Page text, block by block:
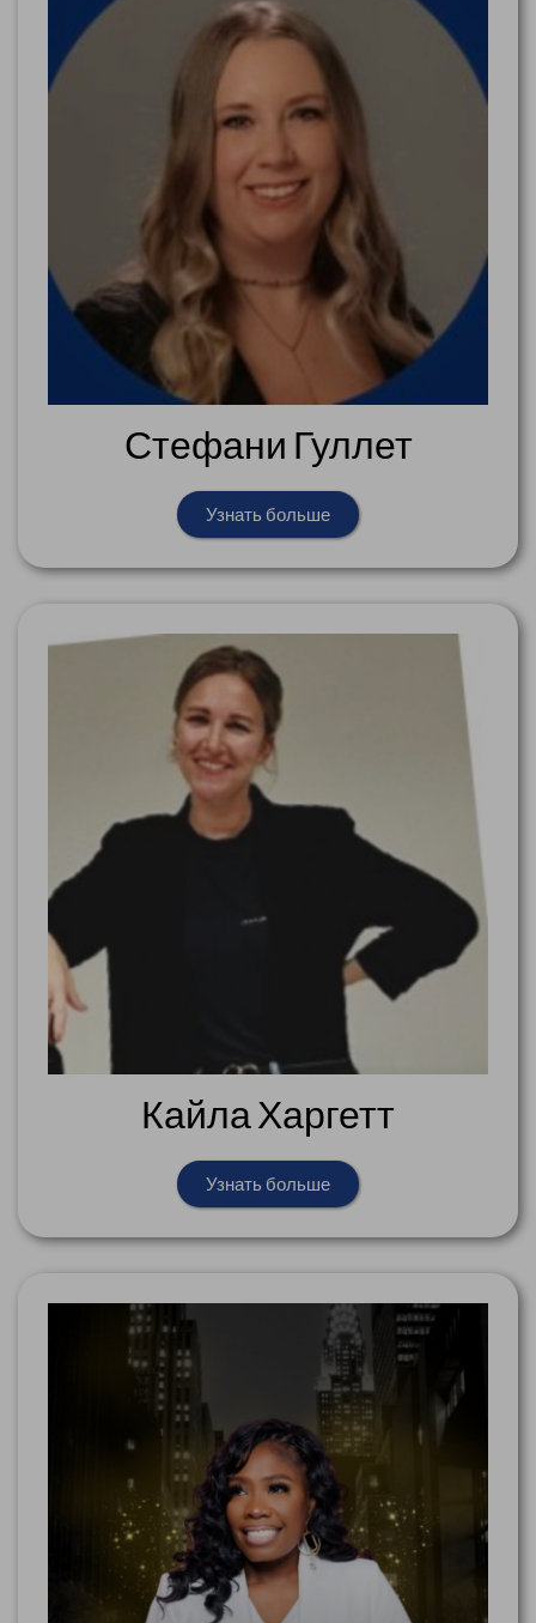
Стефани Гуллет
Узнать больше
Кайла Харгетт
Узнать больше